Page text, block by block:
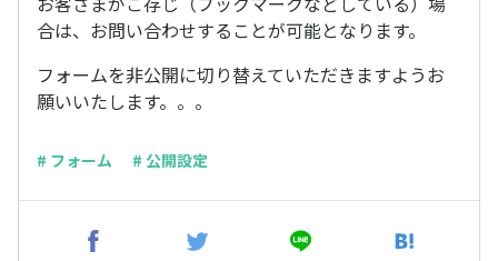
合は、お問い合わせすることが可能となります。
フォームを非公開に切り替えていただきますようお
願いいたします。。。
# フォーム # 公開設定